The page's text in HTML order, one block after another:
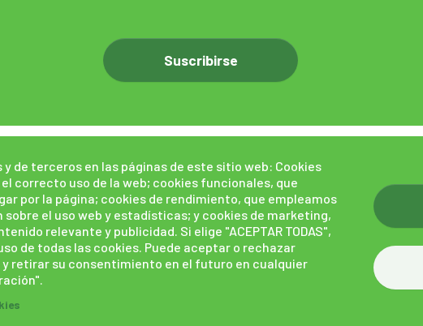
de terceros en las páginas de este sitio web: Cookies
correcto uso de la web; cookies funcionales, que
por la página; cookies de rendimiento, que empleamos
el uso web y estadísticas; y cookies de marketing,
relevante y publicidad. Si elige "ACEPTAR TODAS",
de todas las cookies. Puede aceptar o rechazar
retirar su consentimiento en el futuro en cualquier
¿Cómo puedes
colaborar?
Plan
Estratégico
Plan de
igualdad